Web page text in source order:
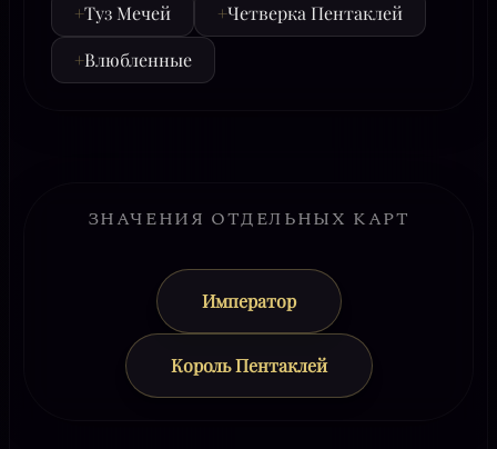
+Туз Мечей +Четверка Пентаклей
+Влюбленные
ЗНАЧЕНИЯ ОТДЕЛЬНЫХ КАРТ
Император
Король Пентаклей